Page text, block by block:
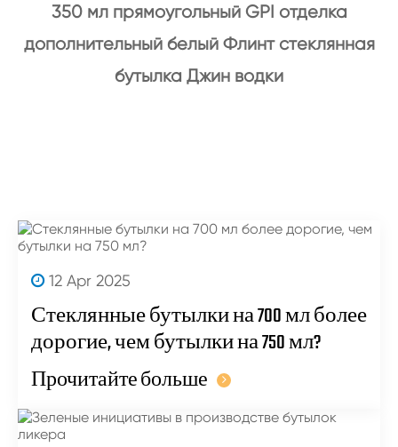
350 мл прямоугольный GPI отделка
дополнительный белый Флинт стеклянная
бутылка Джин водки
12 Apr 2025
Стеклянные бутылки на 700 мл более
дорогие, чем бутылки на 750 мл?
Прочитайте больше